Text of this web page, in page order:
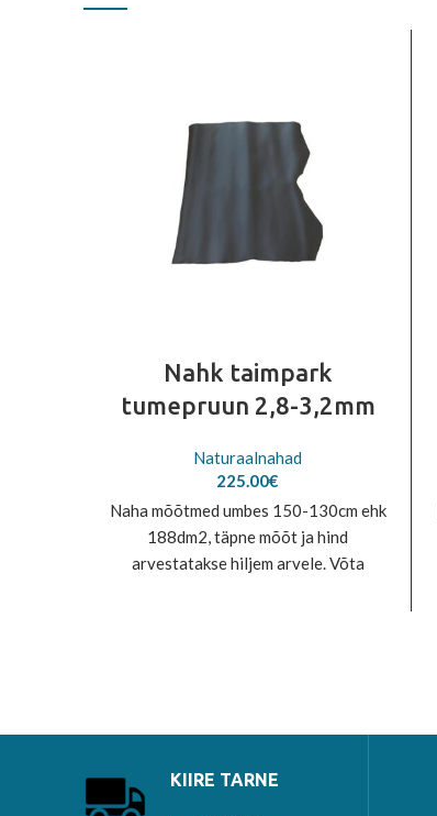
Nahk taimpark
tumepruun 2,8-3,2mm
Naturaalnahad
225.00€
Naha mõõtmed umbes 150-130cm ehk
188dm2, täpne mõõt ja hind
arvestatakse hiljem arvele. Võta
KIIRE TARNE